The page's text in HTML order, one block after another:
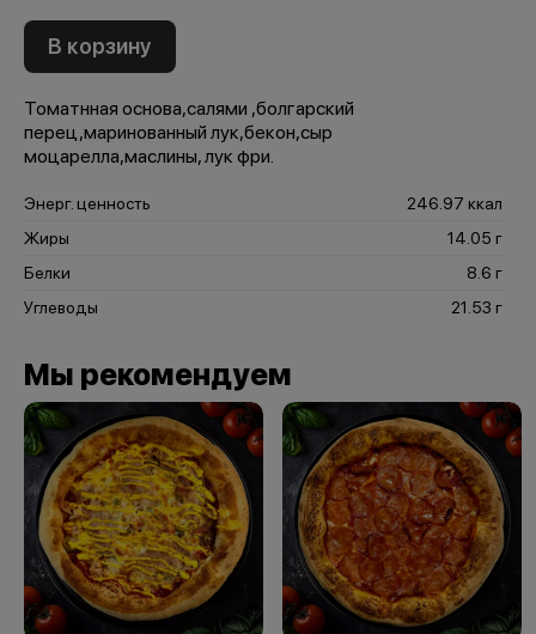
В корзину
Томатнная основа,салями ,болгарский
перец,маринованный лук,бекон,сыр
моцарелла,маслины, лук фри.
Энерг. ценность
246.97 ккал
Жиры
14.05 г
Белки
8.6 г
Углеводы
21.53 г
Мы рекомендуем